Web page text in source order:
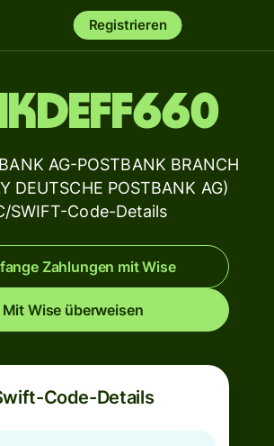
Registrieren
AG-POSTBANK BRANCH
DEUTSCHE POSTBANK AG)
SWIFT-Code-Details
Zahlungen mit Wise
Mit Wise überweisen
Code-Details